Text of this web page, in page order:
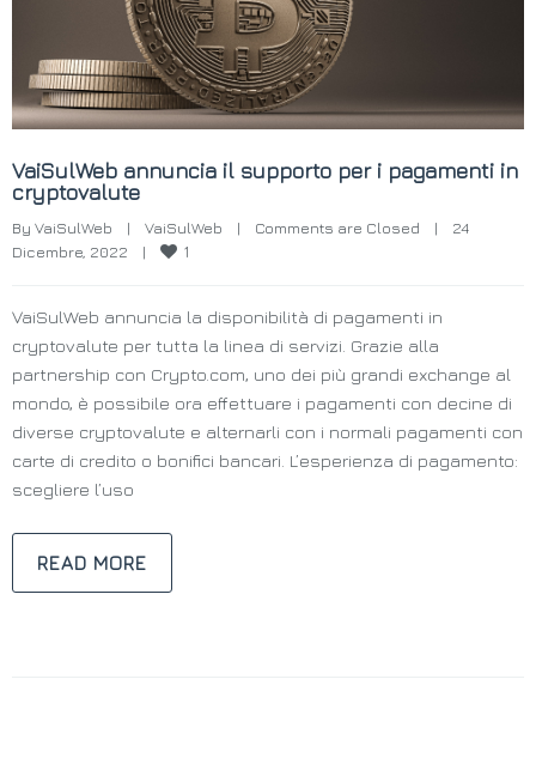
VaiSulWeb annuncia il supporto per i pagamenti in
cryptovalute
By VaiSulWeb | VaiSulWeb | Comments are Closed |
24
Dicembre, 2022 | 1
VaiSulWeb annuncia la disponibilità di pagamenti in
cryptovalute per tutta la linea di servizi. Grazie alla
partnership con Crypto.com, uno dei più grandi exchange al
mondo, è possibile ora effettuare i pagamenti con decine di
diverse cryptovalute e alternarli con i normali pagamenti con
carte di credito o bonifici bancari. L’esperienza di pagamento:
scegliere l’uso
READ MORE